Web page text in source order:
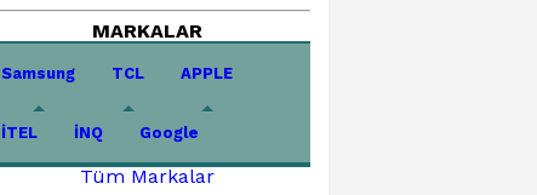
MARKALAR
Samsung TCL APPLE
İTEL İNQ Google
Tüm Markalar